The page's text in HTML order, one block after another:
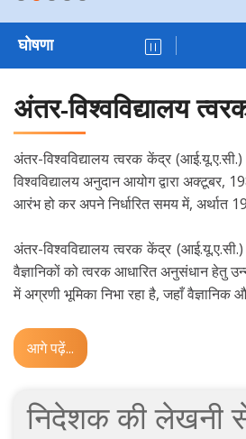
घोषणा
अंतर-विश्वविद्यालय
अंतर-विश्वविद्यालय त्वरक केंद्र
विश्‍वविद्यालय अनुदान आयोग द्वारा अक्टूबर,
आरंभ हो कर अपने निर्धारित समय में, अर्थात
अंतर-विश्वविद्यालय त्वरक केंद्र (आई.यू.ए.सी.)
वैज्ञानिकों को त्वरक आधारित अनुसंधान हेतु
में अग्रणी भूमिका निभा रहा है, जहाँ वैज्ञानिक
आगे पढ़ें...
निदेशककीलेखनी